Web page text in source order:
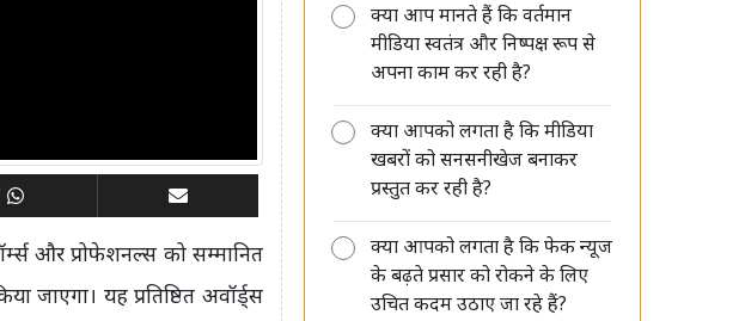
और प्रोफेशनल्स को सम्मानित
यह प्रतिष्ठित अवॉर्ड्स
GetVantage ने जुटाए 63 करोड़ रुपये,
छोटे कारोबारों तक आसान पूंजी पहुंचाने पर
क्या आप मानते हैं कि वर्तमान
मीडिया स्वतंत्र और निष्पक्ष रूप से
अपना काम कर रही है?
क्या आपको लगता है कि मीडिया
खबरों को सनसनीखेज बनाकर
प्रस्तुत कर रही है?
क्या आपको लगता है कि फेक न्यूज
के बढ़ते प्रसार को रोकने के लिए
उचित कदम उठाए जा रहे हैं?